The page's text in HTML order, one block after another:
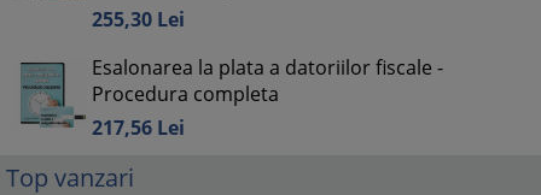
255,30 Lei
Esalonarea la plata a datoriilor fiscale -
Procedura completa
217,56 Lei
Top vanzari